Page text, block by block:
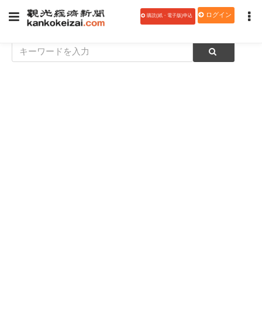
購読(紙・電子版)申込 ログイン